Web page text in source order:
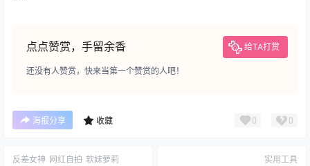
点点赞赏，手留余香 给TA打赏
还没有人赞赏，快来当第一个赞赏的人吧！
海报分享 收藏 0 0
反差女神 网红自拍 软妹萝莉 实用工具